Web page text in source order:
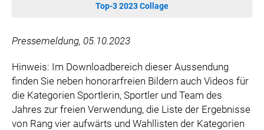
LOGOS
PRESSEKONTAKT
Top-3 2023 Collage
Pressemeldung, 05.10.2023
Hinweis: Im Downloadbereich dieser Aussendung
finden Sie neben honorarfreien Bildern auch Videos für
die Kategorien Sportlerin, Sportler und Team des
Jahres zur freien Verwendung, die Liste der Ergebnisse
von Rang vier aufwärts und Wahllisten der Kategorien